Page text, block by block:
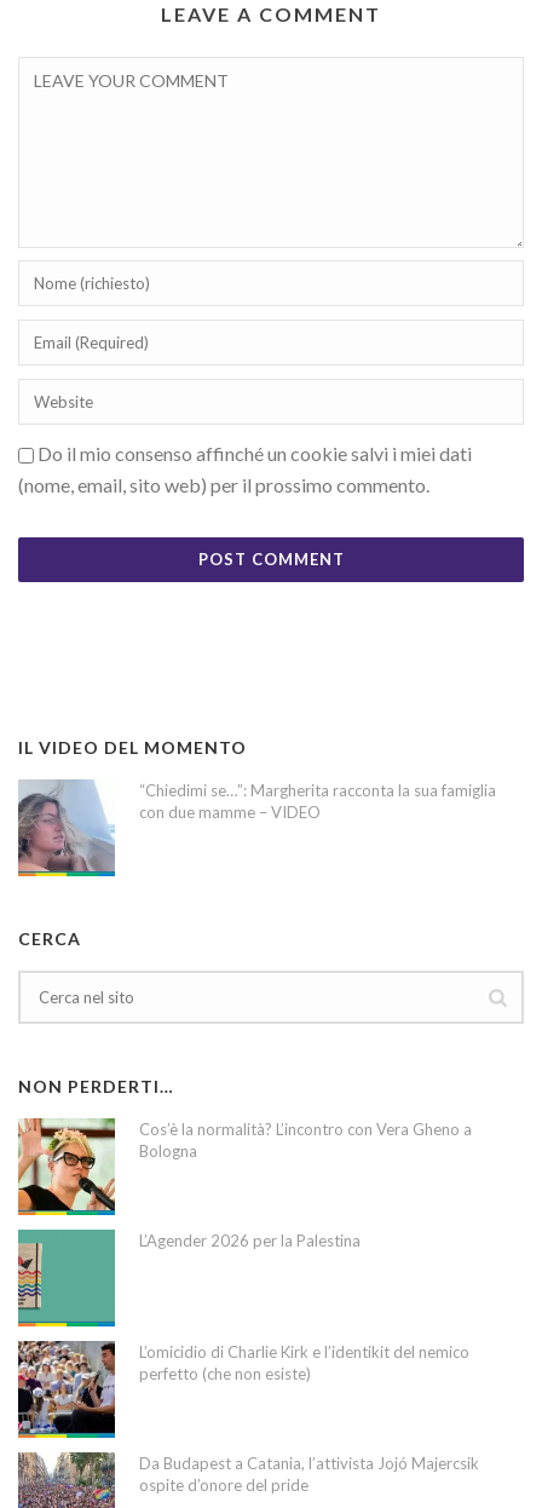
LEAVE A COMMENT
Do il mio consenso affinché un cookie salvi i miei dati
(nome, email, sito web) per il prossimo commento.
IL VIDEO DEL MOMENTO
“Chiedimi se…”: Margherita racconta la sua famiglia
con due mamme – VIDEO
CERCA
NON PERDERTI…
Cos’è la normalità? L’incontro con Vera Gheno a
Bologna
L’Agender 2026 per la Palestina
L’omicidio di Charlie Kirk e l’identikit del nemico
perfetto (che non esiste)
Da Budapest a Catania, l’attivista Jojó Majercsik
ospite d’onore del pride